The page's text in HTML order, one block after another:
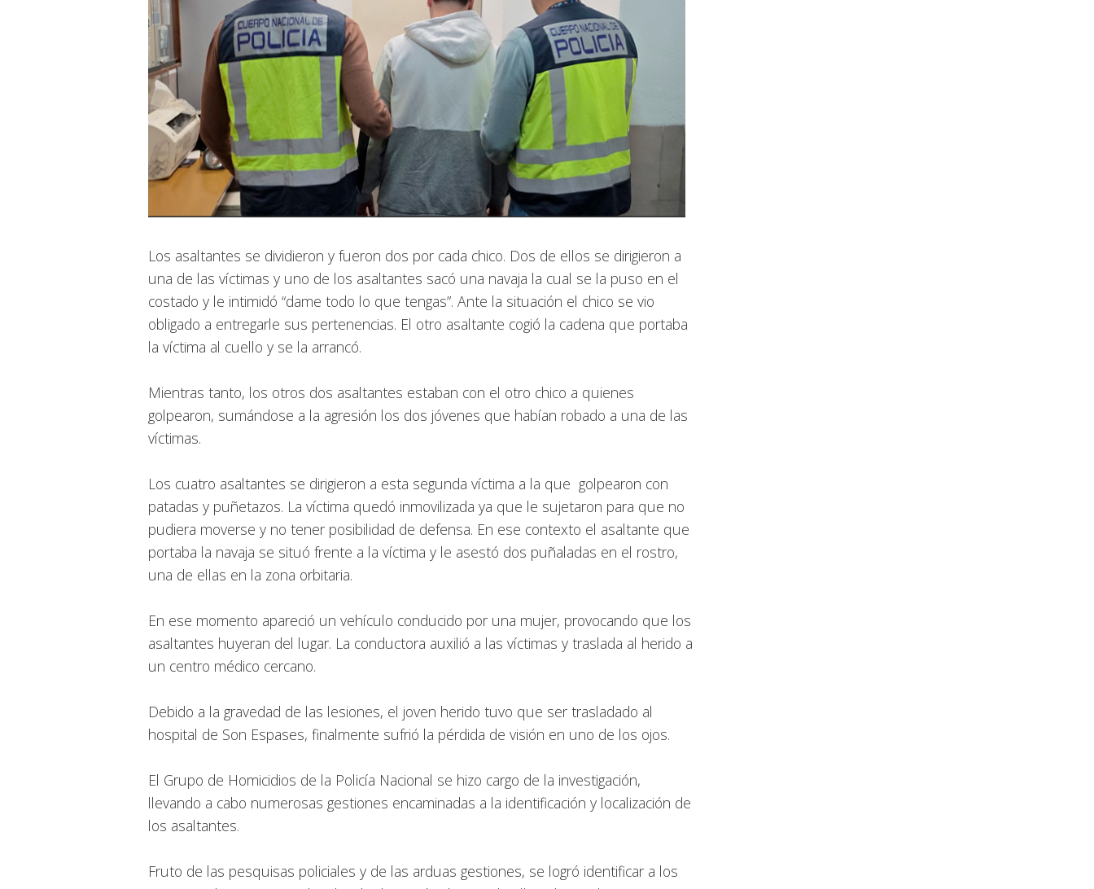
Los asaltantes se dividieron y fueron dos por cada chico. Dos de ellos se dirigieron a
una de las víctimas y uno de los asaltantes sacó una navaja la cual se la puso en el
costado y le intimidó “dame todo lo que tengas”. Ante la situación el chico se vio
obligado a entregarle sus pertenencias. El otro asaltante cogió la cadena que portaba
la víctima al cuello y se la arrancó.
Mientras tanto, los otros dos asaltantes estaban con el otro chico a quienes
golpearon, sumándose a la agresión los dos jóvenes que habían robado a una de las
víctimas.
Los cuatro asaltantes se dirigieron a esta segunda víctima a la que golpearon con
patadas y puñetazos. La víctima quedó inmovilizada ya que le sujetaron para que no
pudiera moverse y no tener posibilidad de defensa. En ese contexto el asaltante que
portaba la navaja se situó frente a la víctima y le asestó dos puñaladas en el rostro,
una de ellas en la zona orbitaria.
En ese momento apareció un vehículo conducido por una mujer, provocando que los
asaltantes huyeran del lugar. La conductora auxilió a las víctimas y traslada al herido a
un centro médico cercano.
Debido a la gravedad de las lesiones, el joven herido tuvo que ser trasladado al
hospital de Son Espases, finalmente sufrió la pérdida de visión en uno de los ojos.
El Grupo de Homicidios de la Policía Nacional se hizo cargo de la investigación,
llevando a cabo numerosas gestiones encaminadas a la identificación y localización de
los asaltantes.
Fruto de las pesquisas policiales y de las arduas gestiones, se logró identificar a los